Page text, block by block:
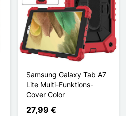
Samsung Galaxy Tab A7
Lite Multi-Funktions-
Cover Color
27,99 €